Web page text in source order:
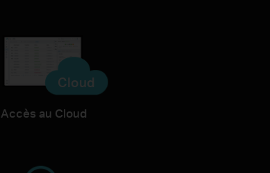
Accès au Cloud
Cloud